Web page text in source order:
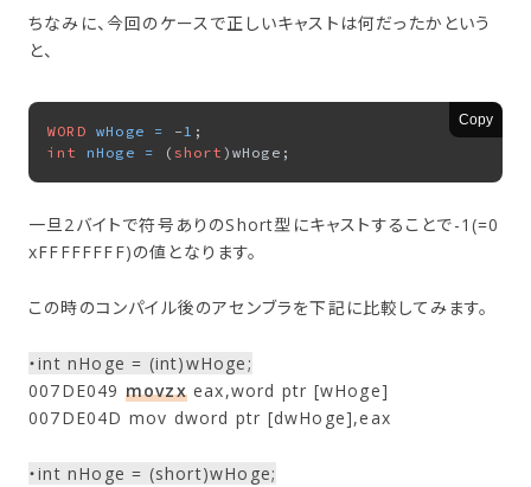
ちなみに、今回のケースで正しいキャストは何だったかという
と、
Copy
WORD wHoge = -1
int
nHoge = ( short
一旦2バイトで符号ありのShort型にキャストすることで-1(=0
xFFFFFFFF)の値となります。
この時のコンパイル後のアセンブラを下記に比較してみます。
・int nHoge = (int)wHoge;
007DE049 movzxeax,word ptr [wHoge]
007DE04D mov dword ptr [dwHoge],eax
・int nHoge = (short)wHoge;